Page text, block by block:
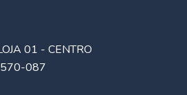
01 - CENTRO
087